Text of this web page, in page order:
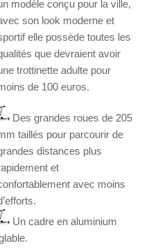
modèle conçu pour la ville,
son look moderne et
elle possède toutes les
que devraient avoir
trottinette adulte pour
de 100 euros.
Des grandes roues de 205
taillés pour parcourir de
distances plus
et
avec moins
Un cadre en aluminium